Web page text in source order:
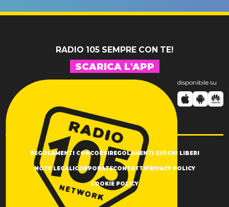
RADIO 105 SEMPRE CON TE!
SCARICA L'APP
disponibile su
REGOLAMENTI CONCORSI REGOLAMENTI GIOCHI LIBERI
NOTE LEGALI CORPORATECONTATTI PRIVACY POLICY
COOKIE POLICY